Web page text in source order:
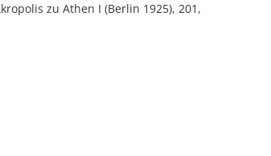
zu Athen I (Berlin 1925), 201,